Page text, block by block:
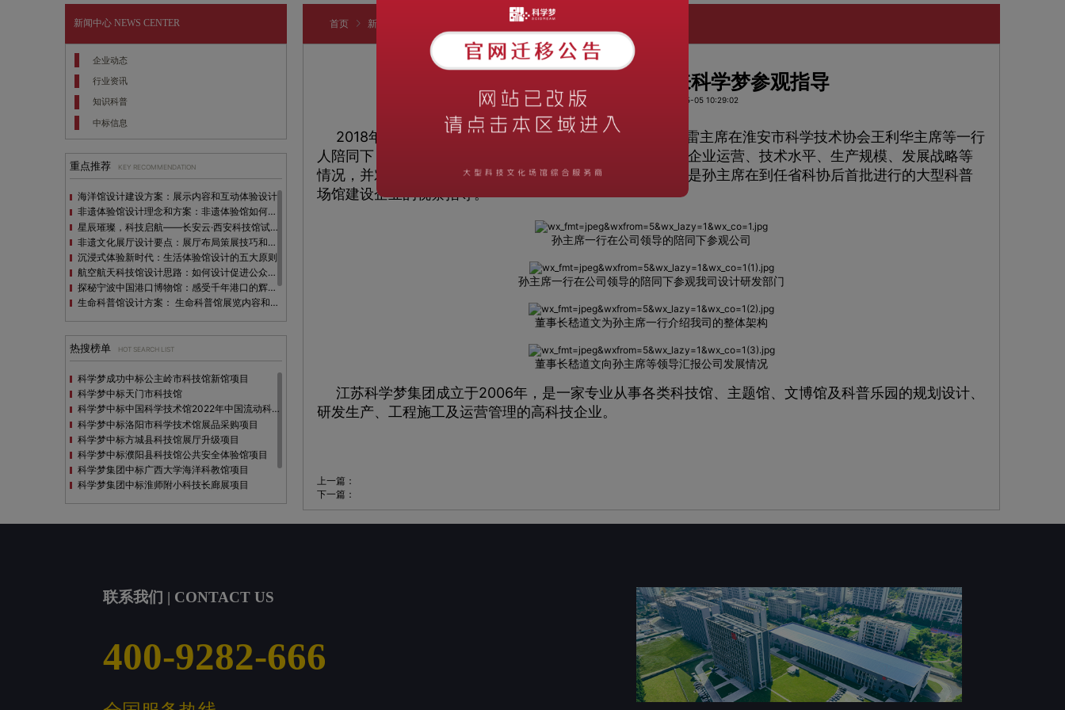
新闻中心NEWS CENTER
企业动态
行业资讯
知识科普
中标信息
重点推荐 KEY RECOMMENDATION
海洋馆设计建设方案：展示内容和互动体验设计
非遗体验馆设计理念和方案：非遗体验馆如何本土化设计？
星辰璀璨，科技启航——长安云·西安科技馆试营业，邀您共赴未来之旅！
非遗文化展厅设计要点：展厅布局策展技巧和创新元素
沉浸式体验新时代：生活体验馆设计的五大原则
航空航天科技馆设计思路：如何设计促进公众的兴趣
探秘宁波中国港口博物馆：感受千年港口的辉煌与变迁
生命科普馆设计方案： ​生命科普馆展览内容和互动方式
全息体验馆设计：打造身临其境的奇妙世界
热搜榜单 HOT SEARCH LIST
科学梦成功中标公主岭市科技馆新馆项目
科学梦中标天门市科技馆
科学梦中标中国科学技术馆2022年中国流动科技馆展览采购
科学梦中标洛阳市科学技术馆展品采购项目
科学梦中标方城县科技馆展厅升级项目
科学梦中标濮阳县科技馆公共安全体验馆项目
科学梦集团中标广西大学海洋科教馆项目
科学梦集团中标淮师附小科技长廊展项目
首页 新闻资讯 江苏省科协主席孙春雷来科学梦参观指导
江苏省科协主席孙春雷来科学梦参观指导
阅读次数：1113 时间：2018-05-05 10:29:02
2018年5月3日上午，新上任的江苏省科学技术协会孙春雷主席在淮安市科学技术协会王利华主席等一行
人陪同下，对江苏科学梦集团进行了参观调研。详细了解了企业运营、技术水平、生产规模、发展战略等
情况，并对我司今后发展提出了建设性的建议。此次视察也是孙主席在到任省科协后首批进行的大型科普
场馆建设企业的视察指导。
孙主席一行在公司领导的陪同下参观公司
孙主席一行在公司领导的陪同下参观我司设计研发部门
董事长嵇道文为孙主席一行介绍我司的整体架构
董事长嵇道文向孙主席等领导汇报公司发展情况
江苏科学梦集团成立于2006年，是一家专业从事各类科技馆、主题馆、文博馆及科普乐园的规划设计、
研发生产、工程施工及运营管理的高科技企业。
上一篇：
下一篇：
联系我们 | CONTACT US
400-9282-666